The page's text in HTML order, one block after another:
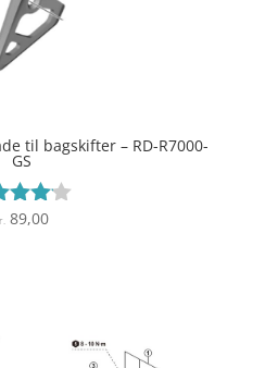
til bagskifter – RD-R7000-
GS
89,00